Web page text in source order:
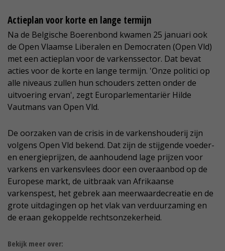
Actieplan voor korte en lange termijn
Na de Belgische Boerenbond kwamen 25 januari ook
de Open Vlaamse Liberalen en Democraten (Open Vld)
met een actieplan voor de varkenssector. Dat bevat
acties voor de korte en lange termijn. 'Onze politici op
alle niveaus zullen hun schouders zetten onder de
uitvoering ervan', zegt Europarlementariër Hilde
Vautmans van Open Vld.
De oorzaken van de crisis in de varkenshouderij zijn
volgens Open Vld bekend. Dat zijn de stijgende voeder-
en energieprijzen, de aanhoudend lage prijzen voor
varkens en varkensvlees door een overaanbod op de
Europese markt, de uitbraak van Afrikaanse
varkenspest, het gebrek aan meerwaardecreatie en de
grote uitdagingen op het vlak van verduurzaming en
de eraan gekoppelde rechtsonzekerheid.
Bekijk meer over: